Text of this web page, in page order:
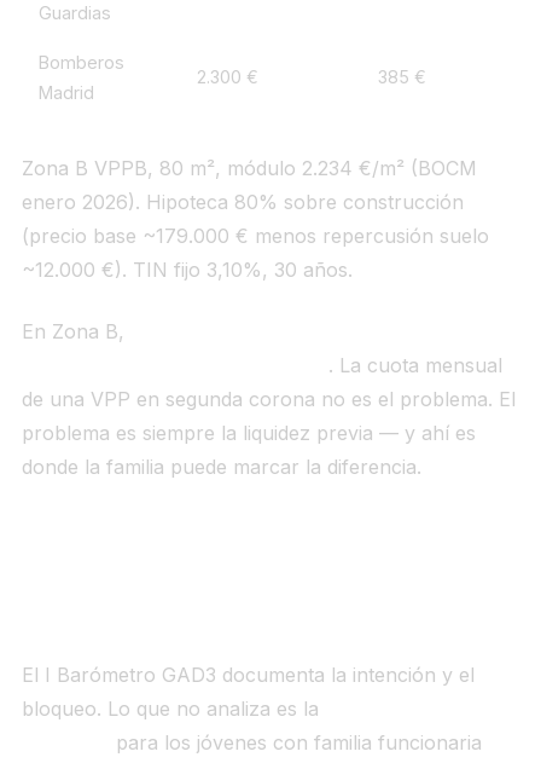
Guardias
Bomberos
Madrid
2.300 € 385 €
Zona B VPPB, 80 m², módulo 2.234 €/m² (BOCM
enero 2026). Hipoteca 80% sobre construcción
(precio base ~179.000 € menos repercusión suelo
~12.000 €). TIN fijo 3,10%, 30 años.
En Zona B,
. La cuota mensual
de una VPP en segunda corona no es el problema. El
problema es siempre la liquidez previa — y ahí es
donde la familia puede marcar la diferencia.
El I Barómetro GAD3 documenta la intención y el
bloqueo. Lo que no analiza es la
para los jóvenes con familia funcionaria